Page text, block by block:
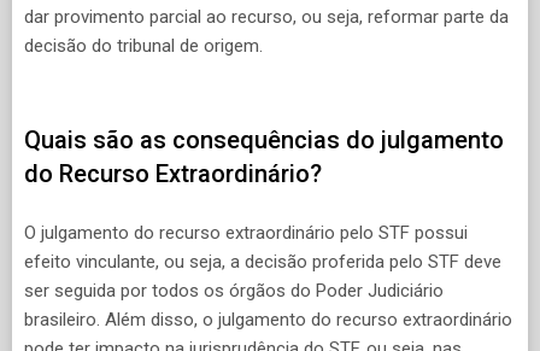
dar provimento parcial ao recurso, ou seja, reformar parte da
decisão do tribunal de origem.
Quais são as consequências do julgamento
do Recurso Extraordinário?
O julgamento do recurso extraordinário pelo STF possui
efeito vinculante, ou seja, a decisão proferida pelo STF deve
ser seguida por todos os órgãos do Poder Judiciário
brasileiro. Além disso, o julgamento do recurso extraordinário